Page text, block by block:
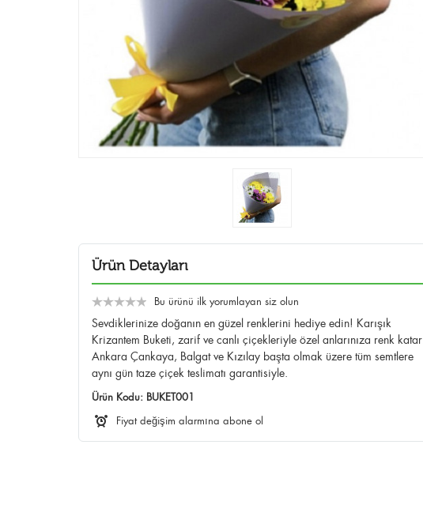
Ürün Detayları
Bu ürünü ilk yorumlayan siz olun
Sevdiklerinize doğanın en güzel renklerini hediye edin! Karışık
Krizantem Buketi, zarif ve canlı çiçekleriyle özel anlarınıza renk katar.
Ankara Çankaya, Balgat ve Kızılay başta olmak üzere tüm semtlere
aynı gün taze çiçek teslimatı garantisiyle.
Ürün Kodu: BUKET001
Fiyat değişim alarmına abone ol